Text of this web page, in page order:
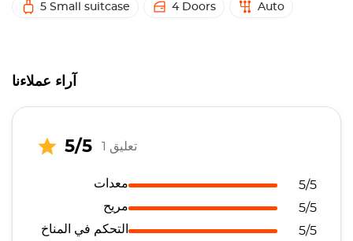
5 Small suitcase 4 Doors Auto
آراء عملاءنا
5/5 1 تعليق
معدات
5/5
مريح
5/5
التحكم في المناخ
5/5